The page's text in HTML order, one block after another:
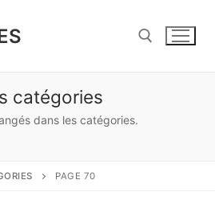
catégories
dans les catégories.
PAGE 70